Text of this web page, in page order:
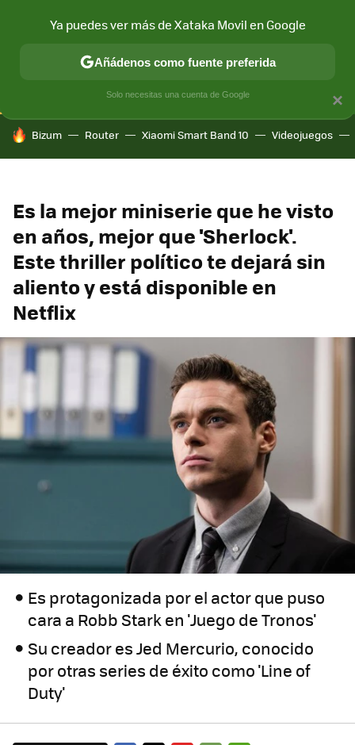
CONECTIVIDAD MÓVIL Y SOCIEDAD APLICACIONES
HOY SE HABLA DE
Bizum Router Xiaomi Smart Band 10 Videojuegos
Es la mejor miniserie que he visto
en años, mejor que 'Sherlock'.
Este thriller político te dejará sin
aliento y está disponible en
Netflix
Es protagonizada por el actor que puso
cara a Robb Stark en 'Juego de Tronos'
Su creador es Jed Mercurio, conocido
por otras series de éxito como 'Line of
Duty'
×
Ya puedes ver más de Xataka Movil en Google
Añádenos como fuente preferida
Solo necesitas una cuenta de Google